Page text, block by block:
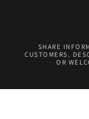
SHARE
CUSTOMERS.
OR